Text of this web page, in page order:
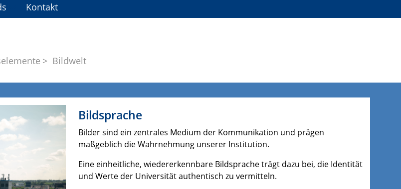
Kontakt
Bildwelt
Bildsprache
Bilder sind ein zentrales Medium der Kommunikation und prägen
maßgeblich die Wahrnehmung unserer Institution.
Eine einheitliche, wiedererkennbare Bildsprache trägt dazu bei, die Identität
und Werte der Universität authentisch zu vermitteln.